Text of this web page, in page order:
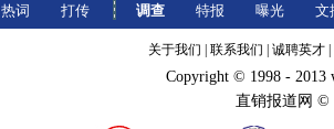
热词
打传
调查
特报
曝光
文
关于我们 联系我们 诚聘英才
Copyright © 1998 - 2013
直销报道网